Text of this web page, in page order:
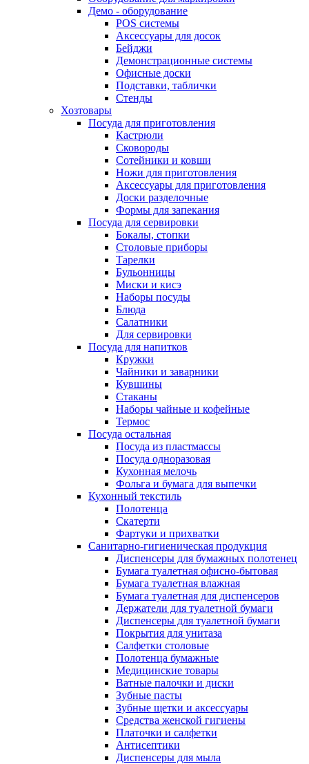
Демо - оборудование
POS системы
Аксессуары для досок
Бейджи
Демонстрационные системы
Офисные доски
Подставки, таблички
Стенды
Хозтовары
Посуда для приготовления
Кастрюли
Сковороды
Сотейники и ковши
Ножи для приготовления
Аксессуары для приготовления
Доски разделочные
Формы для запекания
Посуда для сервировки
Бокалы, стопки
Столовые приборы
Тарелки
Бульонницы
Миски и кисэ
Наборы посуды
Блюда
Салатники
Для сервировки
Посуда для напитков
Кружки
Чайники и заварники
Кувшины
Стаканы
Наборы чайные и кофейные
Термос
Посуда остальная
Посуда из пластмассы
Посуда одноразовая
Кухонная мелочь
Фольга и бумага для выпечки
Кухонный текстиль
Полотенца
Скатерти
Фартуки и прихватки
Санитарно-гигиеническая продукция
Диспенсеры для бумажных полотенец
Бумага туалетная офисно-бытовая
Бумага туалетная влажная
Бумага туалетная для диспенсеров
Держатели для туалетной бумаги
Диспенсеры для туалетной бумаги
Покрытия для унитаза
Салфетки столовые
Полотенца бумажные
Медицинские товары
Ватные палочки и диски
Зубные пасты
Зубные щетки и аксессуары
Средства женской гигиены
Платочки и салфетки
Антисептики
Диспенсеры для мыла